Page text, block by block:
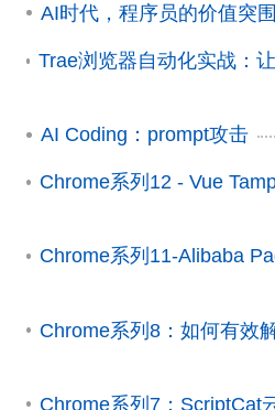
AI时代，程序员的价值突围
AI Coding：prompt攻击